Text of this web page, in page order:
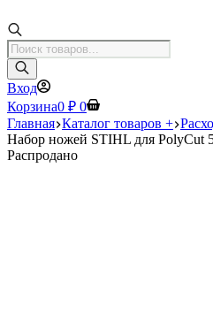
Поиск
товаров
Вход
Корзина0 ₽ 0
Главная Каталог товаров +
Набор ножей STIHL для PolyCut
Распродано